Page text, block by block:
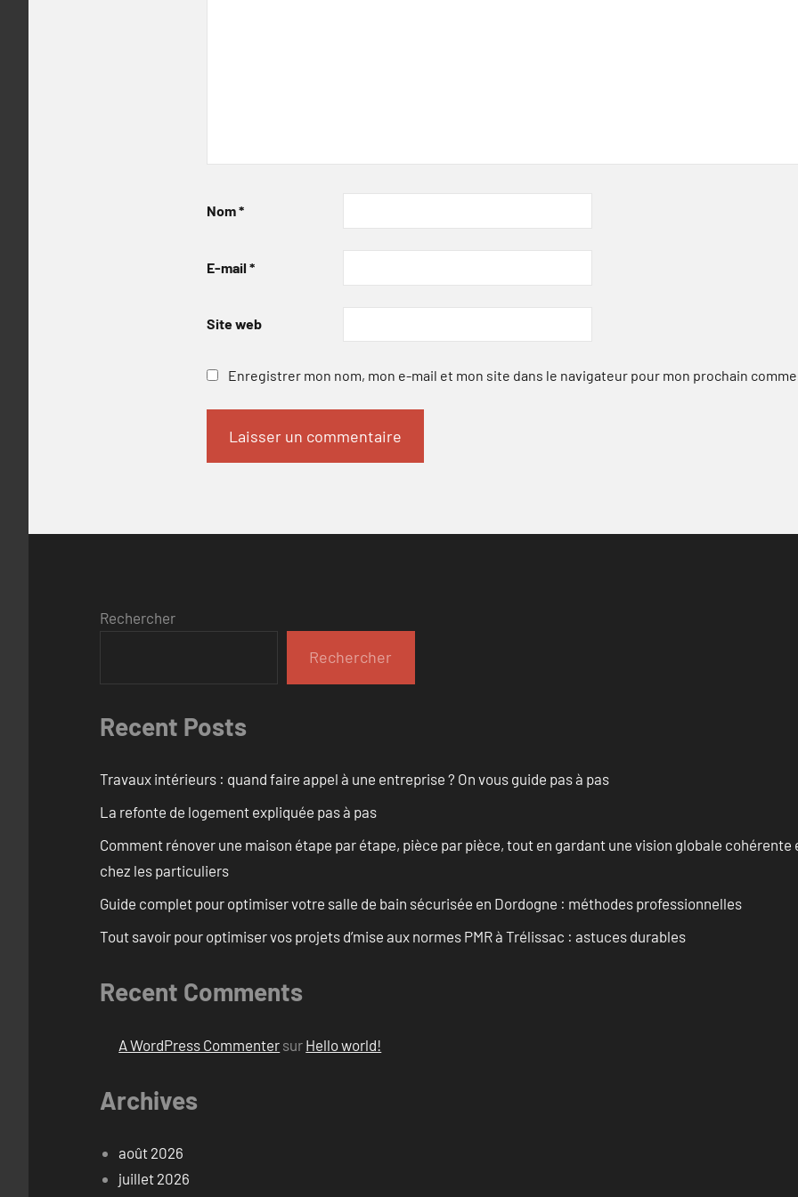
Nom*
E-mail *
Site web
Enregistrer mon nom, mon e-mail et mon site dans le navigateur pour mon prochain
Rechercher
Rechercher
Recent Posts
Travaux intérieurs : quand faire appel à une entreprise ? On vous guide pas à pas
La refonte de logement expliquée pas à pas
Comment rénover une maison étape par étape, pièce par pièce, tout en gardant une vision globale
chez les particuliers
Guide complet pour optimiser votre salle de bain sécurisée en Dordogne : méthodes professionnelles
Tout savoir pour optimiser vos projets d’mise aux normes PMR à Trélissac : astuces durables
Recent Comments
A WordPress Commenter sur Hello world!
Archives
août 2026
juillet 2026